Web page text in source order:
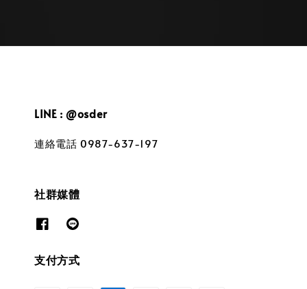
LINE : @osder
連絡電話 0987-637-197
社群媒體
支付方式